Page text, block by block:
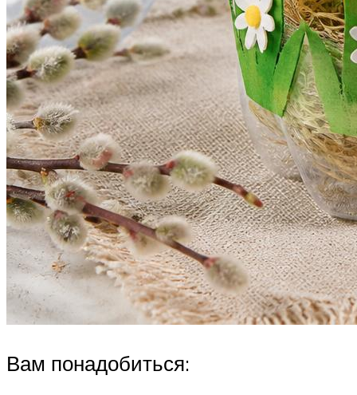
Вам понадобиться: